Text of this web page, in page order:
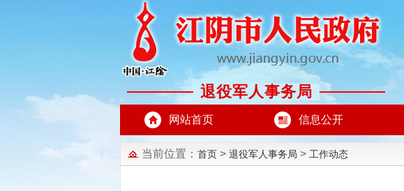
退役军人事务局
网站首页 信息公开
当前位置： 首页 > 退役军人事务局 > 工作动态